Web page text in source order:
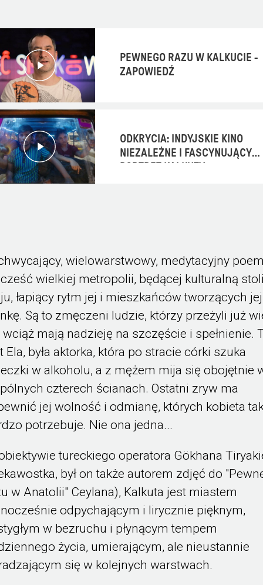
PEWNEGO RAZU W KALKUCIE -
ZAPOWIEDŹ
ODKRYCIA: INDYJSKIE KINO
NIEZALEŻNE I FASCYNUJĄCY
wielowarstwowy, medytacyjny
wielkiej metropolii, będącej kulturalną
łapiący rytm jej i mieszkańców tworzących jej
Są to zmęczeni ludzie, którzy przeżyli już
wciąż mają nadzieję na szczęście i spełnienie.
Ela, była aktorka, która po stracie córki szuka
w alkoholu, a z mężem mija się obojętnie
czterech ścianach. Ostatni zryw ma
jej wolność i odmianę, których kobieta
potrzebuje. Nie ona jedna...
tureckiego operatora Gökhana
był on także autorem zdjęć do
w Anatolii" Ceylana), Kalkuta jest miastem
odpychającym i lirycznie pięknym,
w bezruchu i płynącym tempem
życia, umierającym, ale nieustannie
się w kolejnych warstwach.